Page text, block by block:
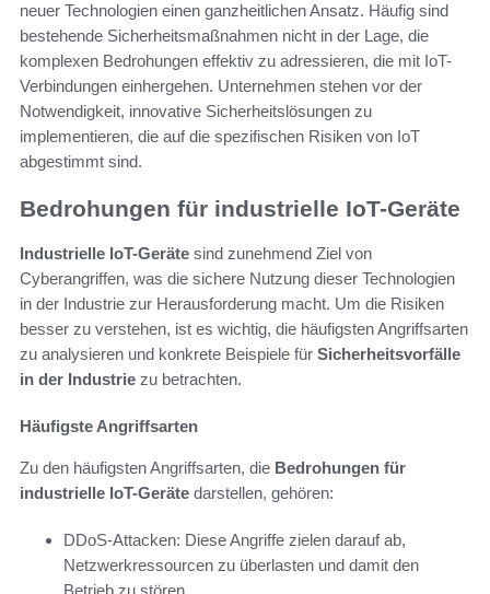
neuer Technologien einen ganzheitlichen Ansatz. Häufig sind
bestehende Sicherheitsmaßnahmen nicht in der Lage, die
komplexen Bedrohungen effektiv zu adressieren, die mit IoT-
Verbindungen einhergehen. Unternehmen stehen vor der
Notwendigkeit, innovative Sicherheitslösungen zu
implementieren, die auf die spezifischen Risiken von IoT
abgestimmt sind.
Bedrohungen für industrielle IoT-Geräte
Industrielle IoT-Geräte sind zunehmend Ziel von
Cyberangriffen, was die sichere Nutzung dieser Technologien
in der Industrie zur Herausforderung macht. Um die Risiken
besser zu verstehen, ist es wichtig, die häufigsten Angriffsarten
zu analysieren und konkrete Beispiele für Sicherheitsvorfälle
in der Industrie zu betrachten.
Häufigste Angriffsarten
Zu den häufigsten Angriffsarten, die Bedrohungen für
industrielle IoT-Geräte darstellen, gehören:
DDoS-Attacken: Diese Angriffe zielen darauf ab,
Netzwerkressourcen zu überlasten und damit den
Betrieb zu stören.